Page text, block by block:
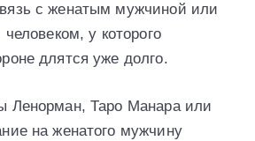
с женатым мужчиной или
у которого
длятся уже долго.
Ленорман, Таро Манара или
на женатого мужчину